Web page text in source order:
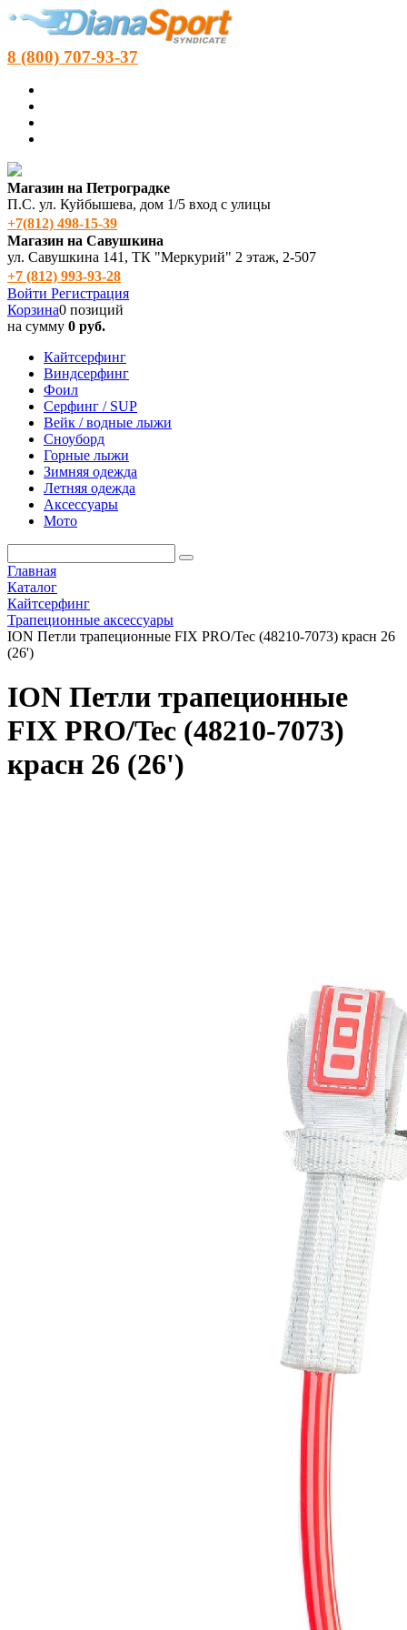
8 (800) 707-93-37
Магазин на Петроградке
П.С. ул. Куйбышева, дом 1/5 вход с улицы
+7(812) 498‑15-39
Магазин на Савушкина
ул. Савушкина 141, ТК "Меркурий" 2 этаж, 2-507
+7 (812) 993-93-28
Войти Регистрация
Корзина0 позиций
на сумму 0 руб.
Кайтсерфинг
Виндсерфинг
Фоил
Серфинг / SUP
Вейк / водные лыжи
Сноуборд
Горные лыжи
Зимняя одежда
Летняя одежда
Аксессуары
Мото
Главная
Каталог
Кайтсерфинг
Трапеционные аксессуары
ION Петли трапеционные FIX PRO/Tec (48210-7073) красн 26
(26')
ION Петли трапеционные
FIX PRO/Tec (48210-7073)
красн 26 (26')